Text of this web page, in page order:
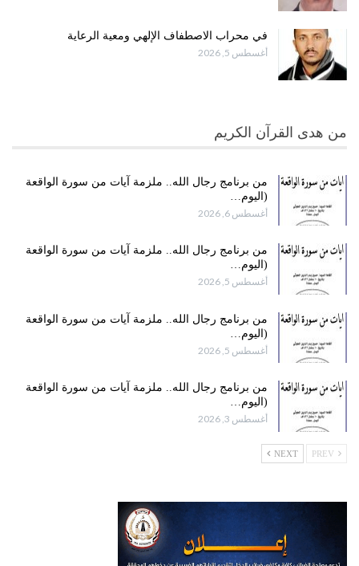
في محراب الاصطفاف الإلهي ومعية الرعاية
أغسطس 5, 2026
من هدى القرآن الكريم
من برنامج رجال الله.. ملزمة آيات من سورة الواقعة
(اليوم…
أغسطس 6, 2026
من برنامج رجال الله.. ملزمة آيات من سورة الواقعة
(اليوم…
أغسطس 5, 2026
من برنامج رجال الله.. ملزمة آيات من سورة الواقعة
(اليوم…
أغسطس 5, 2026
من برنامج رجال الله.. ملزمة آيات من سورة الواقعة
(اليوم…
أغسطس 3, 2026
NEXT